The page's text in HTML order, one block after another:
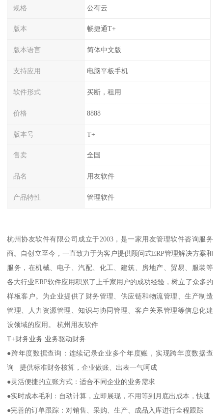
规格 公有云
版本 畅捷通T+
版本语言 简体中文版
支持应用 电脑平板手机
软件形式 买断，租用
价格 8888
版本号 T+
售卖 全国
品名 用友软件
产品特性 管理软件
杭州协友软件有限公司成立于2003，是一家用友管理软件咨询服务
商。自创立至今，一直致力于为客户提供顾问式ERP管理解决方案和
服务，在机械、电子、汽配、化工、建筑、房地产、贸易、服装等
各大行业ERP软件应用积累了上千家用户的成功经验，树立了众多的
样板客户。为企业提供了财务管理、供应链和物流管理、生产制造
管理、人力资源管理、知识与协同管理、客户关系管理等信息化建
设领域的应用。 杭州用友软件
T+财务业务 业务驱动财务
●跨年度数据查询：连续记录企业多个年度账，实现跨年度数据查
询 提供标准财务核算，企业做账、出表一气呵成
●灵活便捷的立账方式：适合不同企业的业务需求
●实时成本毛利：自动计算，立即展现，不用等到月底出成本，快速
●完善的订单跟踪：对销售、采购、生产、成品入库进行全程跟踪